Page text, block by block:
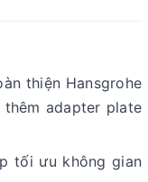
thiện Hansgrohe
thêm adapter plate
tối ưu không gian